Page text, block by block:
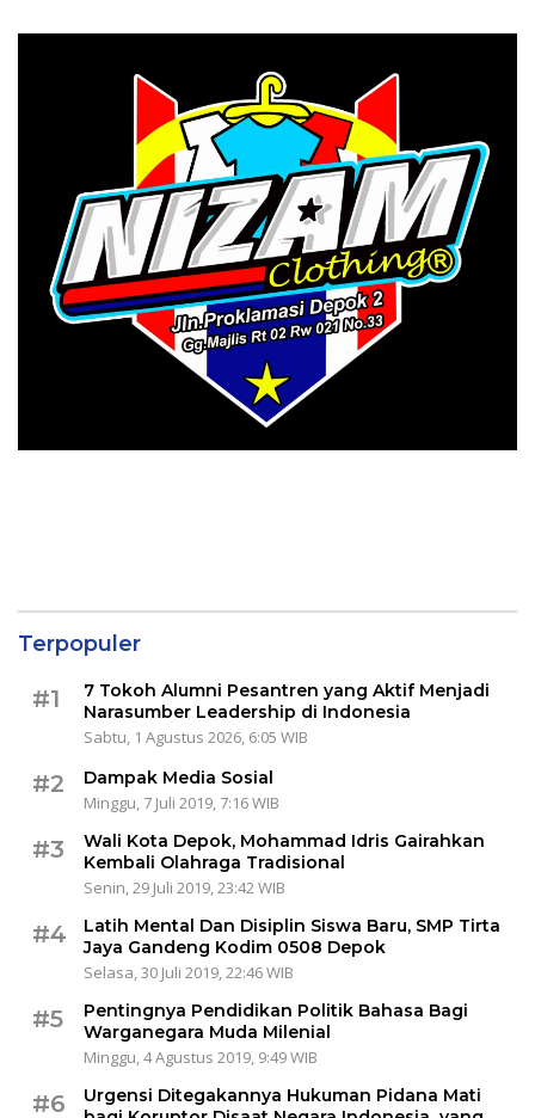
Terpopuler
#1
7 Tokoh Alumni Pesantren yang Aktif Menjadi
Narasumber Leadership di Indonesia
Sabtu, 1 Agustus 2026, 6:05 WIB
#2
Dampak Media Sosial
Minggu, 7 Juli 2019, 7:16 WIB
#3
Wali Kota Depok, Mohammad Idris Gairahkan
Kembali Olahraga Tradisional
Senin, 29 Juli 2019, 23:42 WIB
#4
Latih Mental Dan Disiplin Siswa Baru, SMP Tirta
Jaya Gandeng Kodim 0508 Depok
Selasa, 30 Juli 2019, 22:46 WIB
#5
Pentingnya Pendidikan Politik Bahasa Bagi
Warganegara Muda Milenial
Minggu, 4 Agustus 2019, 9:49 WIB
#6
Urgensi Ditegakannya Hukuman Pidana Mati